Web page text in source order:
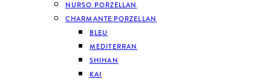
NURSO PORZELLAN
CHARMANTE PORZELLAN
BLEU
MEDITERRAN
SHIHAN
KAI